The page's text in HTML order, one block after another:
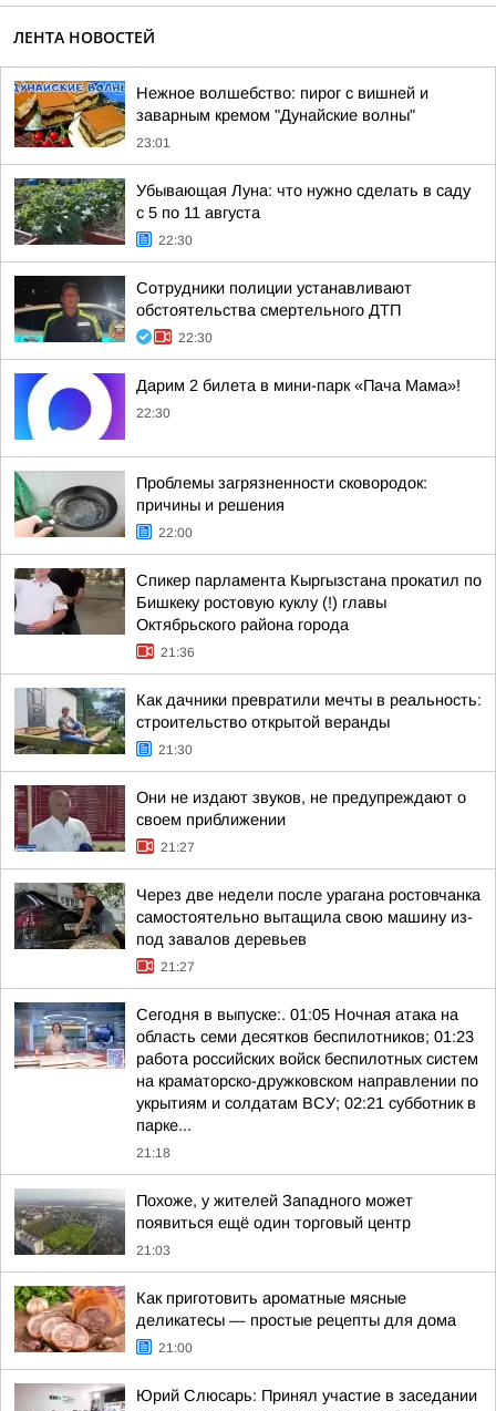
ЛЕНТА НОВОСТЕЙ
Нежное волшебство: пирог с вишней и
заварным кремом "Дунайские волны"
23:01
Убывающая Луна: что нужно сделать в саду
с 5 по 11 августа
22:30
Сотрудники полиции устанавливают
обстоятельства смертельного ДТП
22:30
Дарим 2 билета в мини-парк «Пача Мама»!
22:30
Проблемы загрязненности сковородок:
причины и решения
22:00
Спикер парламента Кыргызстана прокатил по
Бишкеку ростовую куклу (!) главы
Октябрьского района города
21:36
Как дачники превратили мечты в реальность:
строительство открытой веранды
21:30
Они не издают звуков, не предупреждают о
своем приближении
21:27
Через две недели после урагана ростовчанка
самостоятельно вытащила свою машину из-
под завалов деревьев
21:27
Сегодня в выпуске:. 01:05 Ночная атака на
область семи десятков беспилотников; 01:23
работа российских войск беспилотных систем
на краматорско-дружковском направлении по
укрытиям и солдатам ВСУ; 02:21 субботник в
парке...
21:18
Похоже, у жителей Западного может
появиться ещё один торговый центр
21:03
Как приготовить ароматные мясные
деликатесы — простые рецепты для дома
21:00
Юрий Слюсарь: Принял участие в заседании